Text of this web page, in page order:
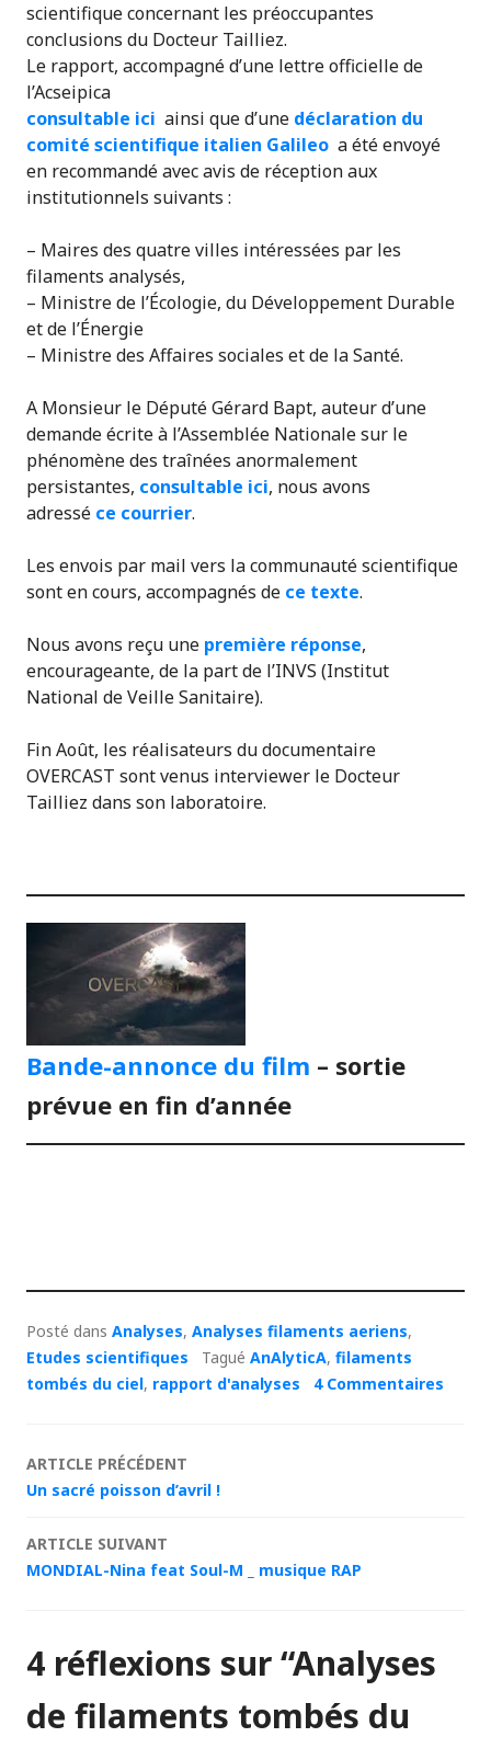
scientifique concernant les préoccupantes
conclusions du Docteur Tailliez.
Le rapport, accompagné d’une lettre officielle de
l’Acseipica
consultable ici ainsi que d’une déclaration du
comité scientifique italien Galileo a été envoyé
en recommandé avec avis de réception aux
institutionnels suivants :
– Maires des quatre villes intéressées par les
filaments analysés,
– Ministre de l’Écologie, du Développement Durable
et de l’Énergie
– Ministre des Affaires sociales et de la Santé.
A Monsieur le Député Gérard Bapt, auteur d’une
demande écrite à l’Assemblée Nationale sur le
phénomène des traînées anormalement
persistantes, consultable ici, nous avons
adressé ce courrier.
Les envois par mail vers la communauté scientifique
sont en cours, accompagnés de ce texte.
Nous avons reçu une première réponse,
encourageante, de la part de l’INVS (Institut
National de Veille Sanitaire).
Fin Août, les réalisateurs du documentaire
OVERCAST sont venus interviewer le Docteur
Tailliez dans son laboratoire.
Bande-annonce du film – sortie
prévue en fin d’année
Posté dans Analyses, Analyses filaments aeriens,
Etudes scientifiques
Tagué AnAlyticA, filaments
tombés du ciel, rapport d'analyses 4 Commentaires
Navigation
articles
ARTICLE PRÉCÉDENT
Un sacré poisson d’avril !
ARTICLE SUIVANT
MONDIAL-Nina feat Soul-M _ musique RAP
4 réflexions sur “Analyses
de filaments tombés du